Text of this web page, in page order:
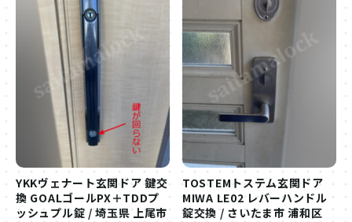
YKKヴェナート玄関ドア 鍵交
換 GOALゴールPX＋TDDプ
ッシュプル錠 / 埼玉県 上尾市
TOSTEMトステム玄関ドア
MIWA LE02 レバーハンドル
錠交換 / さいたま市 浦和区